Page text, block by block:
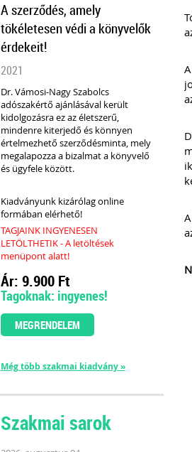
A szerződés, amely
tökéletesen védi a könyvelők
érdekeit!
2021
Dr. Vámosi-Nagy Szabolcs
adószakértő ajánlásával került
kidolgozásra ez az életszerű,
mindenre kiterjedő és könnyen
értelmezhető szerződésminta, mely
megalapozza a bizalmat a könyvelő
és ügyfele között.
Kiadványunk kizárólag online
formában elérhető!
TAGJAINK INGYENESEN
LETÖLTHETIK - A letöltések
menüpont alatt!
Ár: 9.900 Ft
Tagoknak: ingyenes!
MEGRENDELEM
Még több szakmai kiadvány »
Szakmai sarok